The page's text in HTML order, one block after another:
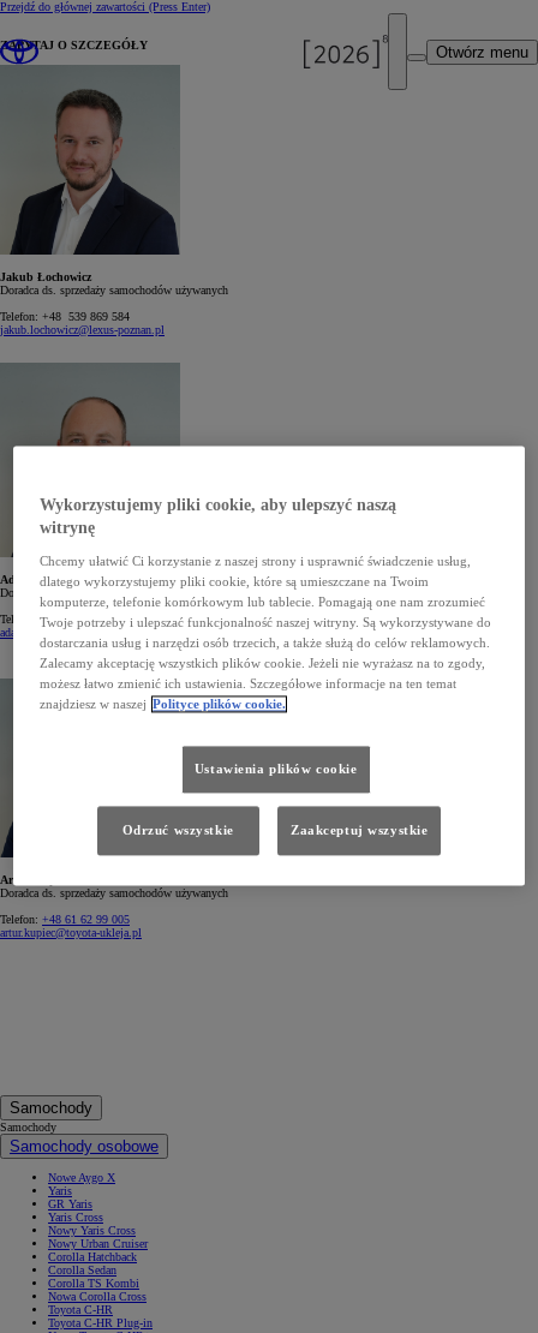
Przejdź do głównej zawartości (Press Enter)
Otwórz menu
ZAPYTAJ O SZCZEGÓŁY
Jakub Łochowicz
Doradca ds. sprzedaży samochodów używanych
Telefon: +48 539 869 584
jakub.lochowicz@lexus-poznan.pl
Adam Rębowski
Doradca ds. sprzedaży samochodów używanych
Telefon:
+48 61 629 90 04
adam.rebowski@toyota-ukleja.pl
Artur Kupiec
Doradca ds. sprzedaży samochodów używanych
Telefon: +48 61 62 99 005
artur.kupiec@toyota-ukleja.pl
Samochody
Samochody
Samochody osobowe
Nowe Aygo X
Yaris
GR Yaris
Yaris Cross
Nowy Yaris Cross
Nowy Urban Cruiser
Corolla Hatchback
Corolla Sedan
Corolla TS Kombi
Nowa Corolla Cross
Toyota C-HR
Toyota C-HR Plug-in
Wykorzystujemy pliki cookie, aby ulepszyć naszą
witrynę
Chcemy ułatwić Ci korzystanie z naszej strony i usprawnić świadczenie usług,
dlatego wykorzystujemy pliki cookie, które są umieszczane na Twoim
komputerze, telefonie komórkowym lub tablecie. Pomagają one nam zrozumieć
Twoje potrzeby i ulepszać funkcjonalność naszej witryny. Są wykorzystywane do
dostarczania usług i narzędzi osób trzecich, a także służą do celów reklamowych.
Zalecamy akceptację wszystkich plików cookie. Jeżeli nie wyrażasz na to zgody,
możesz łatwo zmienić ich ustawienia. Szczegółowe informacje na ten temat
znajdziesz w naszej Polityce plików cookie.
Ustawienia plików cookie
Odrzuć wszystkie Zaakceptuj wszystkie